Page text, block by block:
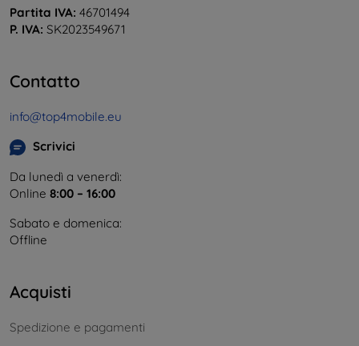
Partita IVA: 46701494
P. IVA: SK2023549671
Contatto
info@top4mobile.eu
Scrivici
Da lunedì a venerdì:
Online 8:00 – 16:00
Sabato e domenica:
Offline
Acquisti
Spedizione e pagamenti